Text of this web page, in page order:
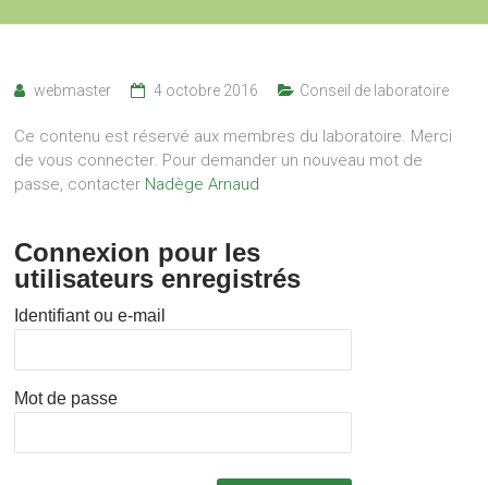
webmaster 4 octobre 2016 Conseil de laboratoire
Ce contenu est réservé aux membres du laboratoire. Merci
de vous connecter. Pour demander un nouveau mot de
passe, contacter Nadège Arnaud
Connexion pour les
utilisateurs enregistrés
Identifiant ou e-mail
Mot de passe